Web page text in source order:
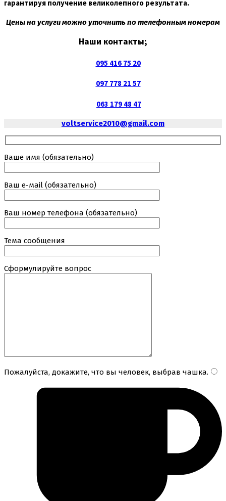
гарантируя получение великолепного результата.
Цены на услуги можно уточнить по телефонным номерам
Наши контакты;
095 416 75 20
097 778 21 57
063 179 48 47
voltservice2010@gmail.com
Ваше имя (обязательно)
Ваш е-маil (обязательно)
Ваш номер телефона (обязательно)
Тема сообщения
Сформулируйте вопрос
Пожалуйста, докажите, что вы человек, выбрав чашка.